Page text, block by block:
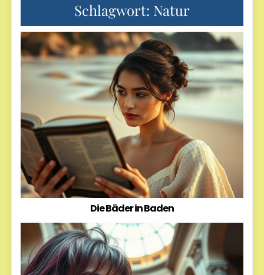
Schlagwort: Natur
Die Bäder in Baden